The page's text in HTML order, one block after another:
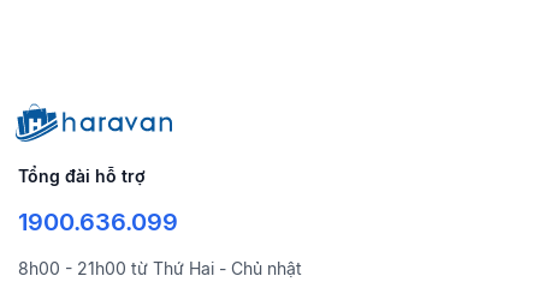
Tổng đài hỗ trợ
1900.636.099
8h00 - 21h00 từ Thứ Hai - Chủ nhật